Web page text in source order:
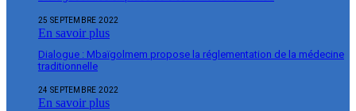
25 SEPTEMBRE 2022
En savoir plus
Dialogue : Mbaïgolmem propose la réglementation de la médecine
traditionnelle
24 SEPTEMBRE 2022
En savoir plus